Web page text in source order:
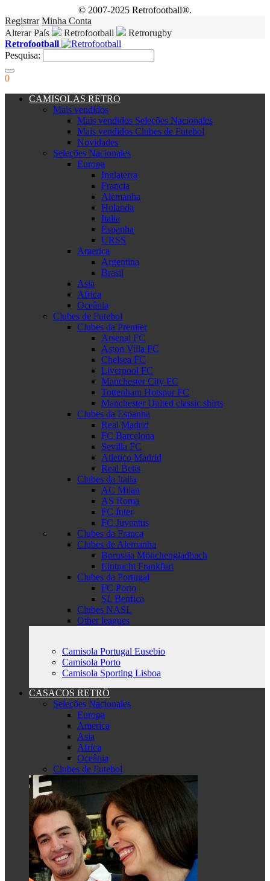
© 2007-2025 Retrofootball®.
Registrar Minha Conta
Alterar País
Retrofootball
Retrorugby
Retrofootball
Pesquisa:
0
CAMISOLAS RETRO
Mais vendidos
Mais vendidos Seleções Nacionales
Mais vendidos Clubes de Futebol
Novidades
Seleções Nacionales
Europa
Inglaterra
Francia
Alemanha
Holanda
Italia
Espanha
URSS
America
Argentina
Brasil
Asia
Africa
Oceânia
Clubes de Futebol
Clubes da Premier
Arsenal FC
Aston Villa FC
Chelsea FC
Liverpool FC
Manchester City FC
Tottenham Hotspur FC
Manchester United classic shirts
Clubes da Espanha
Real Madrid
FC Barcelona
Sevilla FC
Atletico Madrid
Real Betis
Clubes da Italia
AC Milan
AS Roma
FC Inter
FC Juventus
Clubes da França
Clubes de Alemanha
Borussia Mönchengladbach
Eintracht Frankfurt
Clubes da Portugal
FC Porto
SL Benfica
Clubes NASL
Other leagues
Camisola Portugal Eusebio
Camisola Porto
Camisola Sporting Lisboa
CASACOS RETRÔ
Seleções Nacionales
Europa
America
Asia
Africa
Oceânia
Clubes de Futebol